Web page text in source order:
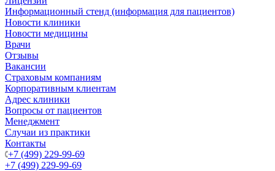
Информационный стенд (информация для пациентов)
Новости клиники
Новости медицины
Врачи
Отзывы
Вакансии
Страховым компаниям
Корпоративным клиентам
Адрес клиники
Вопросы от пациентов
Менеджмент
Случаи из практики
Контакты
+7 (499) 229-99-69
+7 (499) 229-99-69